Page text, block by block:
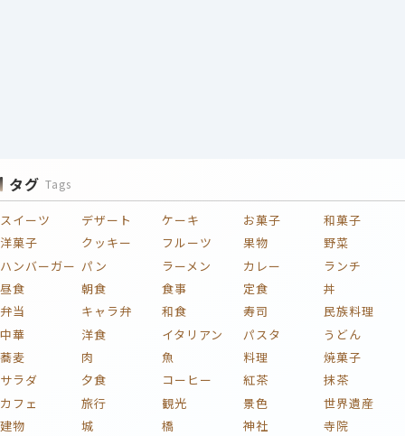
タグ Tags
スイーツ デザート ケーキ お菓子
和菓子
洋菓子
クッキー フルーツ 果物
野菜
ハンバーガー パン ラーメン カレー
ランチ
昼食
朝食 食事 定食
丼
弁当
キャラ弁 和食 寿司
民族料理
中華
洋食 イタリアン パスタ
うどん
蕎麦
肉 魚 料理
焼菓子
サラダ
夕食 コーヒー 紅茶
抹茶
カフェ
旅行 観光 景色
世界遺産
建物
城 橋 神社
寺院